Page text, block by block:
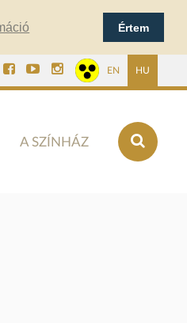
Értem
EN HU
A SZÍNHÁZ